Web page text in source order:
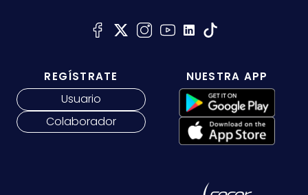
REGÍSTRATE
Usuario
Colaborador
NUESTRA APP